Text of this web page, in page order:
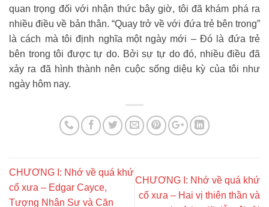
quan trọng đối với nhận thức bây giờ, tôi đã khám phá ra
nhiều điều về bản thân. “Quay trở về với đứa trẻ bên trong”
là cách mà tôi định nghĩa một ngày mới – Đó là đứa trẻ
bên trong tôi được tự do. Bởi sự tự do đó, nhiều điều đã
xảy ra đã hình thành nên cuộc sống diệu kỳ của tôi như
ngày hôm nay.
CHƯƠNG I: Nhớ về quá khứ
cổ xưa – Edgar Cayce,
Tượng Nhân Sư và Căn
CHƯƠNG I: Nhớ về quá khứ
cổ xưa – Hai vị thiên thần và